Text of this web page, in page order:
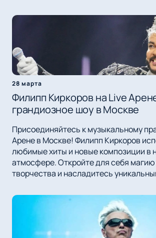
28 марта
Филипп Киркоров на Live
грандиозное шоу в Москве
Присоединяйтесь к музыкальному
Арене в Москве! Филипп Киркоров
любимые хиты и новые композиции в
атмосфере. Откройте для себя магию
творчества и насладитесь